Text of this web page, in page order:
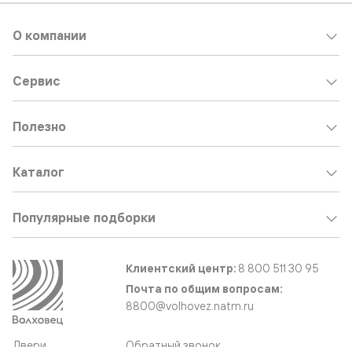
О компании
Сервис
Полезно
Каталог
Популярные подборки
Клиентский центр: 8 800 511 30 95
Почта по общим вопросам:
8800@volhovez.natm.ru